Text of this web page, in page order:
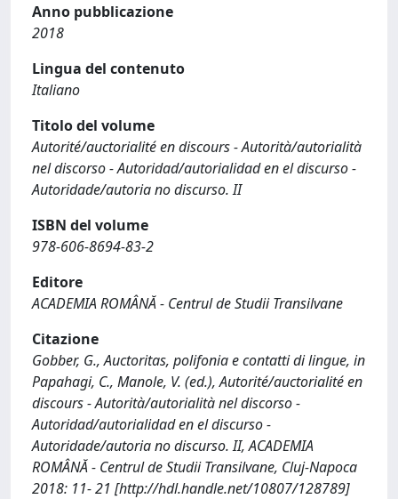
Anno pubblicazione
2018
Lingua del contenuto
Italiano
Titolo del volume
Autorité/auctorialité en discours - Autorità/autorialità
nel discorso - Autoridad/autorialidad en el discurso -
Autoridade/autoria no discurso. II
ISBN del volume
978-606-8694-83-2
Editore
ACADEMIA ROMÂNĂ - Centrul de Studii Transilvane
Citazione
Gobber, G., Auctoritas, polifonia e contatti di lingue, in
Papahagi, C., Manole, V. (ed.), Autorité/auctorialité en
discours - Autorità/autorialità nel discorso -
Autoridad/autorialidad en el discurso -
Autoridade/autoria no discurso. II, ACADEMIA
ROMÂNĂ - Centrul de Studii Transilvane, Cluj-Napoca
2018: 11- 21 [http://hdl.handle.net/10807/128789]